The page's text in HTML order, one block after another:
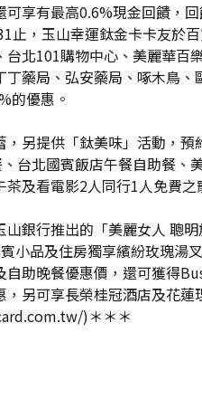
可享有最高0.6%現金回饋，
止，玉山幸運鈦金卡卡友於
北101購物中心、美麗華
藥局、弘安藥局、啄木鳥
的優惠。
另提供「鈦美味」活動，
台北國賓飯店午餐自助餐
及看電影2人同行1人免費
銀行推出的「美麗女人 聰
小品及住房獨享繽紛玫瑰湯
助晚餐優惠價，還可獲得
另可享長榮桂冠酒店及花
)＊＊＊